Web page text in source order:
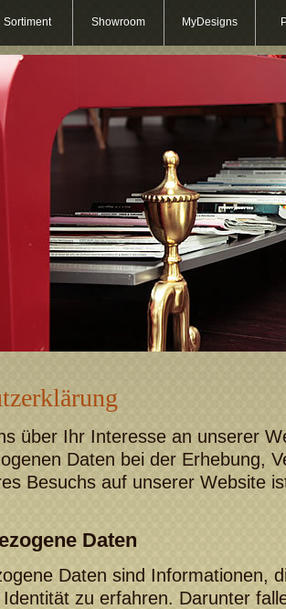
Sortiment Showroom MyDesigns
über Ihr Interesse an unserer
Daten bei der Erhebung,
Besuchs auf unserer Website
Daten
Daten sind Informationen,
zu erfahren. Darunter